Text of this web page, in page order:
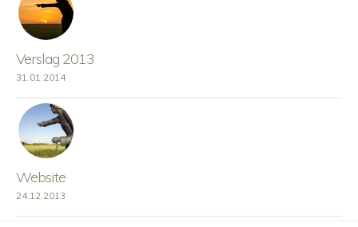
Verslag 2013
31.01.2014
Website
24.12.2013